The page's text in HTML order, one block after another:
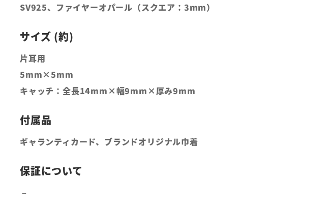
SV925、ファイヤーオパール（スクエア：3mm）
片耳用
5mm×5mm
キャッチ：全長14mm×幅9mm×厚み9mm
ギャランティカード、ブランドオリジナル巾着